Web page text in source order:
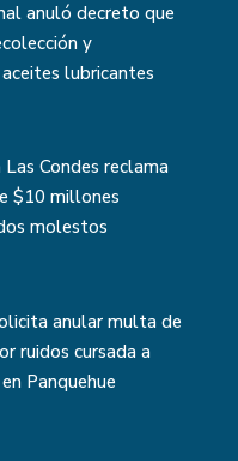
anuló decreto que
y
lubricantes
Condes reclama
$10 millones
molestos
anular multa de
ruidos cursada a
Panquehue